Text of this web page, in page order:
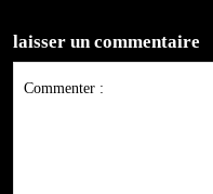
laisser un commentaire